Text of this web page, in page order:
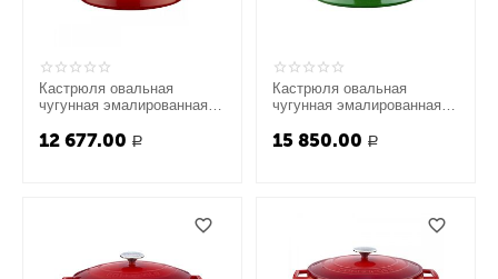
Кастрюля овальная
чугунная эмалированная
12 677.00 Р
Кастрюля овальная
чугунная эмалированная
см, LAVA
15 850.00 Р